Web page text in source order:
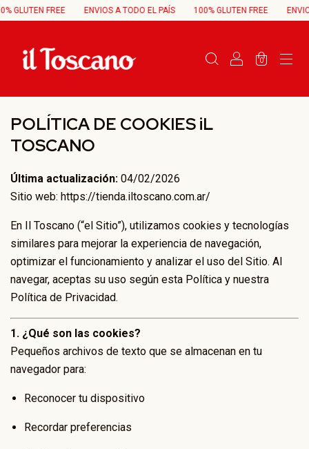
GLUTEN FREE ENVIOS A TODO EL PAÍS 100% GLUTEN FREE
0
POLÍTICA DE COOKIES iL
TOSCANO
Última actualización: 04/02/2026
Sitio web: https://tienda.iltoscano.com.ar/
En Il Toscano (“el Sitio”), utilizamos cookies y tecnologías
similares para mejorar la experiencia de navegación,
optimizar el funcionamiento y analizar el uso del Sitio. Al
navegar, aceptas su uso según esta Política y nuestra
Política de Privacidad.
1. ¿Qué son las cookies?
Pequeños archivos de texto que se almacenan en tu
navegador para:
Reconocer tu dispositivo
Recordar preferencias